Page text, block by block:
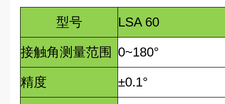
型号
LSA 60
接触角测量范围 0~180°
精度
±0.1°